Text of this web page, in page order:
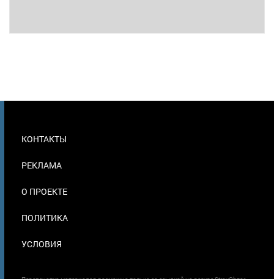
В
КОНТАКТЫ
РЕКЛАМА
О ПРОЕКТЕ
ПОЛИТИКА
УСЛОВИЯ